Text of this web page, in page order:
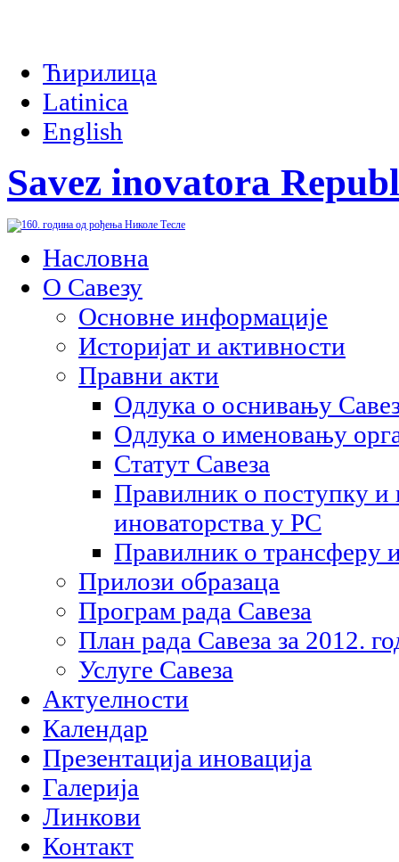
Ћирилица
Latinica
English
Savez inovatora
Насловна
О Савезу
Основне информације
Историјат и активности
Правни акти
Одлука о оснивању
Одлука о именовању
Статут Савеза
Правилник о поступку и
иноваторства у РС
Правилник о трансферу
Прилози образаца
Програм рада Савеза
План рада Савеза за 2012.
Услуге Савеза
Актуелности
Календар
Презентација иновација
Галерија
Линкови
Контакт